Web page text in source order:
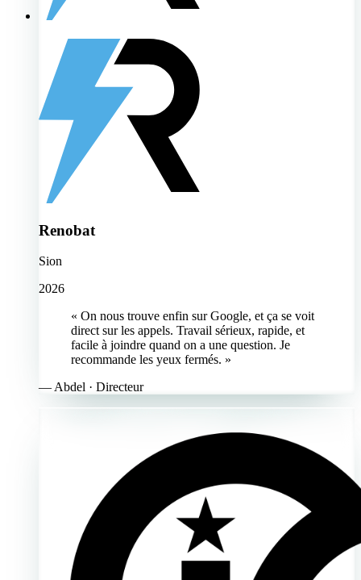
Renobat
Sion
2026
« On nous trouve enfin sur Google, et ça se voit
direct sur les appels. Travail sérieux, rapide, et
facile à joindre quand on a une question. Je
recommande les yeux fermés. »
— Abdel · Directeur